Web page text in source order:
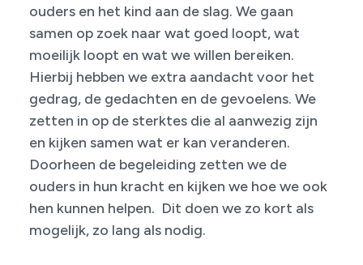
ouders en het kind aan de slag. We gaan
samen op zoek naar wat goed loopt, wat
moeilijk loopt en wat we willen bereiken.
Hierbij hebben we extra aandacht voor het
gedrag, de gedachten en de gevoelens. We
zetten in op de sterktes die al aanwezig zijn
en kijken samen wat er kan veranderen.
Doorheen de begeleiding zetten we de
ouders in hun kracht en kijken we hoe we ook
hen kunnen helpen. Dit doen we zo kort als
mogelijk, zo lang als nodig.